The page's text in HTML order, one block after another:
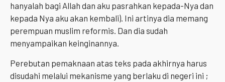
hanyalah bagi Allah dan aku pasrahkan kepada-Nya dan
kepada Nya aku akan kembali). Ini artinya dia memang
perempuan muslim reformis. Dan dia sudah
menyampaikan keinginannya.
Perebutan pemaknaan atas teks pada akhirnya harus
disudahi melalui mekanisme yang berlaku di negeri ini ;